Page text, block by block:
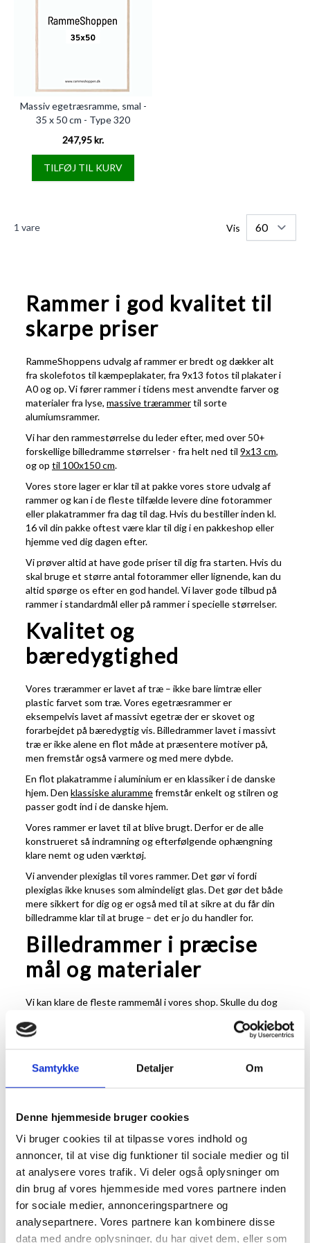
Samtykke Detaljer Om
Denne hjemmeside bruger cookies
Vi bruger cookies til at tilpasse vores indhold og
annoncer, til at vise dig funktioner til sociale medier og til
at analysere vores trafik. Vi deler også oplysninger om
din brug af vores hjemmeside med vores partnere inden
for sociale medier, annonceringspartnere og
analysepartnere. Vores partnere kan kombinere disse
data med andre oplysninger, du har givet dem, eller som
Massiv egetræsramme, smal -
35 x 50 cm - Type 320
247,95 kr.
TILFØJ TIL KURV
1 vare Vis
Rammer i god kvalitet til
skarpe priser
RammeShoppens udvalg af rammer er bredt og dækker alt
fra skolefotos til kæmpeplakater, fra 9x13 fotos til plakater i
A0 og op. Vi fører rammer i tidens mest anvendte farver og
materialer fra lyse, massive trærammertil sorte
alumiumsrammer.
Vi har den rammestørrelse du leder efter, med over 50+
forskellige billedramme størrelser - fra helt ned til 9x13 cm,
og op til 100x150 cm.
Vores store lager er klar til at pakke vores store udvalg af
rammer og kan i de fleste tilfælde levere dine fotorammer
eller plakatrammer fra dag til dag. Hvis du bestiller inden kl.
16 vil din pakke oftest være klar til dig i en pakkeshop eller
hjemme ved dig dagen efter.
Vi prøver altid at have gode priser til dig fra starten. Hvis du
skal bruge et større antal fotorammer eller lignende, kan du
altid spørge os efter en god handel. Vi laver gode tilbud på
rammer i standardmål eller på rammer i specielle størrelser.
Kvalitet og
bæredygtighed
Vores trærammer er lavet af træ – ikke bare limtræ eller
plastic farvet som træ. Vores egetræsrammer er
eksempelvis lavet af massivt egetræ der er skovet og
forarbejdet på bæredygtig vis. Billedrammer lavet i massivt
træ er ikke alene en flot måde at præsentere motiver på,
men fremstår også varmere og med mere dybde.
En flot plakatramme i aluminium er en klassiker i de danske
hjem. Den klassiske alurammefremstår enkelt og stilren og
passer godt ind i de danske hjem.
Vores rammer er lavet til at blive brugt. Derfor er de alle
konstrueret så indramning og efterfølgende ophængning
klare nemt og uden værktøj.
Vi anvender plexiglas til vores rammer. Det gør vi fordi
plexiglas ikke knuses som almindeligt glas. Det gør det både
mere sikkert for dig og er også med til at sikre at du får din
billedramme klar til at bruge – det er jo du handler for.
Billedrammer i præcise
mål og materialer
Vi kan klare de fleste rammemål i vores shop. Skulle du dog
løse det ved at få lavet en ramme i specialmål eller brugeet
Rammer i specialmål laves på vores danske værksted og
passer således perfekt til netop dit behov.
specialmålkan laves af at væld af forskellige typer af profiler
Et passepartout er en måde at tilpasse dit motiv til en
bestemt størrelse billedramme. Et passepartout er skåret i
kraftig, syrefast, karton og giver ikke alene for at tilpasse
dine billedmål til en bestemt størrelse ramme, men
fremhæver også motivet på flotteste vis. Et passepartout
er skåret i vinkel, så det skaber en naturlig ramme om
motivet.
Vi kan også levere billedrammer med refleksfri og UV